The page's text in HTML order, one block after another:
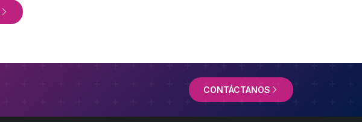
CONTÁCTANOS